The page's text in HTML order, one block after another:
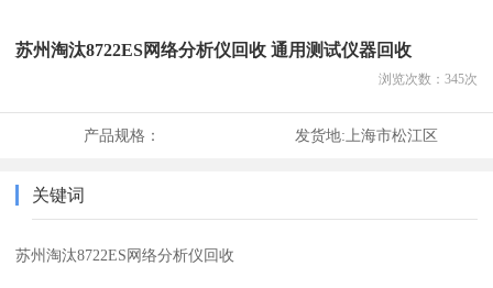
苏州淘汰8722ES网络分析仪回收 通用测试仪器回收
浏览次数： 345次
产品规格： 发货地:上海市松江区
关键词
苏州淘汰8722ES网络分析仪回收